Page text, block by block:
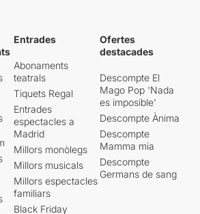
Entrades
Abonaments
teatrals
Tiquets Regal
Entrades
espectacles a
Madrid
Millors monòlegs
Millors musicals
Millors espectacles
familiars
Black Friday
Ofertes
destacades
Descompte El
Mago Pop 'Nada
es imposible'
Descompte Ànima
Descompte
Mamma mia
Descompte
Germans de sang